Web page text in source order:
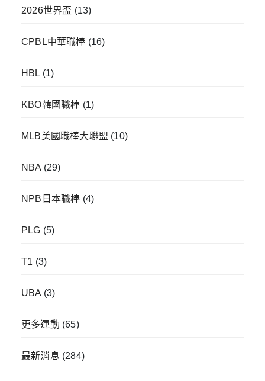
2026世界盃 (13)
CPBL中華職棒 (16)
HBL (1)
KBO韓國職棒 (1)
MLB美國職棒大聯盟 (10)
NBA (29)
NPB日本職棒 (4)
PLG (5)
T1 (3)
UBA (3)
更多運動 (65)
最新消息 (284)